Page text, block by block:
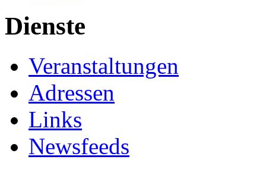
Dienste
Veranstaltungen
Adressen
Links
Newsfeeds